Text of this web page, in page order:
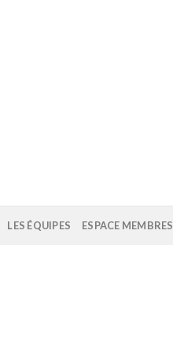
LES ÉQUIPES ESPACE MEMBRES